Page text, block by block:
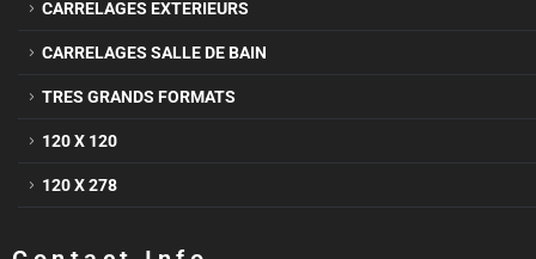
CARRELAGES EXTERIEURS
CARRELAGES SALLE DE BAIN
TRES GRANDS FORMATS
120 X 120
120 X 278